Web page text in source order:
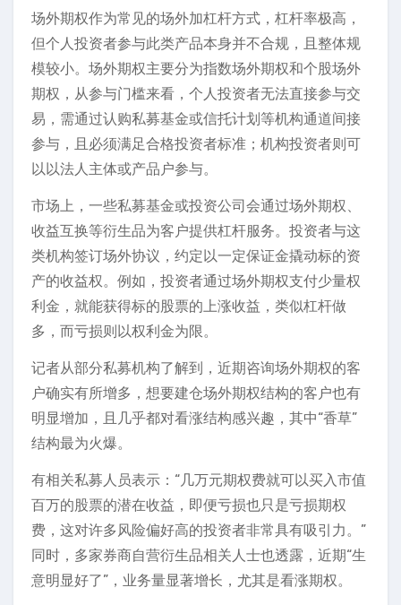
场外期权作为常见的场外加杠杆方式，杠杆率极高，
但个人投资者参与此类产品本身并不合规，且整体规
模较小。场外期权主要分为指数场外期权和个股场外
期权，从参与门槛来看，个人投资者无法直接参与交
易，需通过认购私募基金或信托计划等机构通道间接
参与，且必须满足合格投资者标准；机构投资者则可
以以法人主体或产品户参与。
市场上，一些私募基金或投资公司会通过场外期权、
收益互换等衍生品为客户提供杠杆服务。投资者与这
类机构签订场外协议，约定以一定保证金撬动标的资
产的收益权。例如，投资者通过场外期权支付少量权
利金，就能获得标的股票的上涨收益，类似杠杆做
多，而亏损则以权利金为限。
记者从部分私募机构了解到，近期咨询场外期权的客
户确实有所增多，想要建仓场外期权结构的客户也有
明显增加，且几乎都对看涨结构感兴趣，其中“香草”
结构最为火爆。
有相关私募人员表示：“几万元期权费就可以买入市值
百万的股票的潜在收益，即便亏损也只是亏损期权
费，这对许多风险偏好高的投资者非常具有吸引力。”
同时，多家券商自营衍生品相关人士也透露，近期“生
意明显好了”，业务量显著增长，尤其是看涨期权。